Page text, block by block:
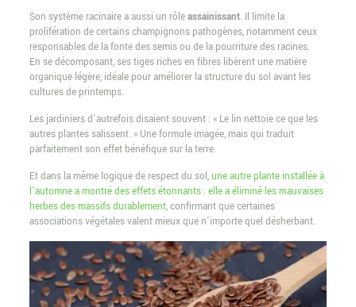
Son système racinaire a aussi un rôleassainissant. Il limite la
prolifération de certains champignons pathogènes, notamment ceux
responsables de la fonte des semis ou de la pourriture des racines.
En se décomposant, ses tiges riches en fibres libèrent une matière
organique légère, idéale pour améliorer la structure du sol avant les
cultures de printemps.
Les jardiniers d’autrefois disaient souvent : « Le lin nettoie ce que les
autres plantes salissent. » Une formule imagée, mais qui traduit
parfaitement son effet bénéfique sur la terre.
Et dans la même logique de respect du sol,une autre plante installée à
l’automne a montré des effets étonnants : elle a éliminé les mauvaises
herbes des massifs durablement, confirmant que certaines
associations végétales valent mieux que n’importe quel désherbant.